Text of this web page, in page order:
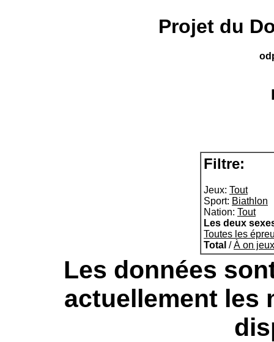
Projet du
Filtre:
Jeux: Tout
Sport: Biathlon
Nation: Tout
Les deux
Toutes les
Total /À on jeux
Les données
actuellement les